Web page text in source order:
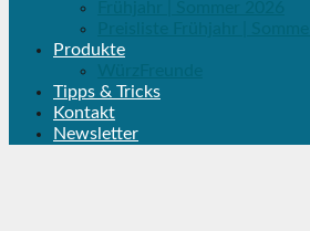
Produkte
Tipps & Tricks
Kontakt
Newsletter